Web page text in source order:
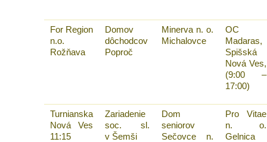
For Region
n.o.
Rožňava
Domov
dôchodcov
Poproč
Minerva n. o.
Michalovce
OC
Madaras,
Spišská
Nová Ves,
(9:00 –
17:00)
Turnianska
Nová Ves
11:15
Zariadenie
soc. sl.
v Šemši
Dom
seniorov
Sečovce n.
Pro Vitae
n. o.
Gelnica